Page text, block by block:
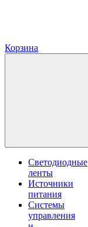
Корзина
Светодиодные
ленты
Источники
питания
Системы
управления